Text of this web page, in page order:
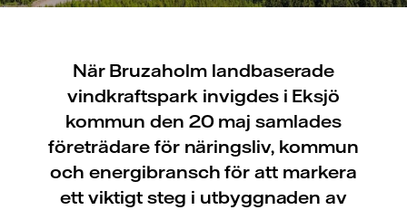
När Bruzaholm landbaserade
vindkraftspark invigdes i Eksjö
kommun den 20 maj samlades
företrädare för näringsliv, kommun
och energibransch för att markera
ett viktigt steg i utbyggnaden av